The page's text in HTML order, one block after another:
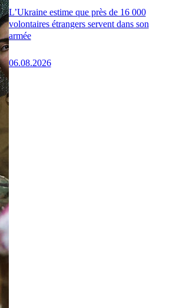
L’Ukraine estime que près de 16 000
volontaires étrangers servent dans son
armée
06.08.2026